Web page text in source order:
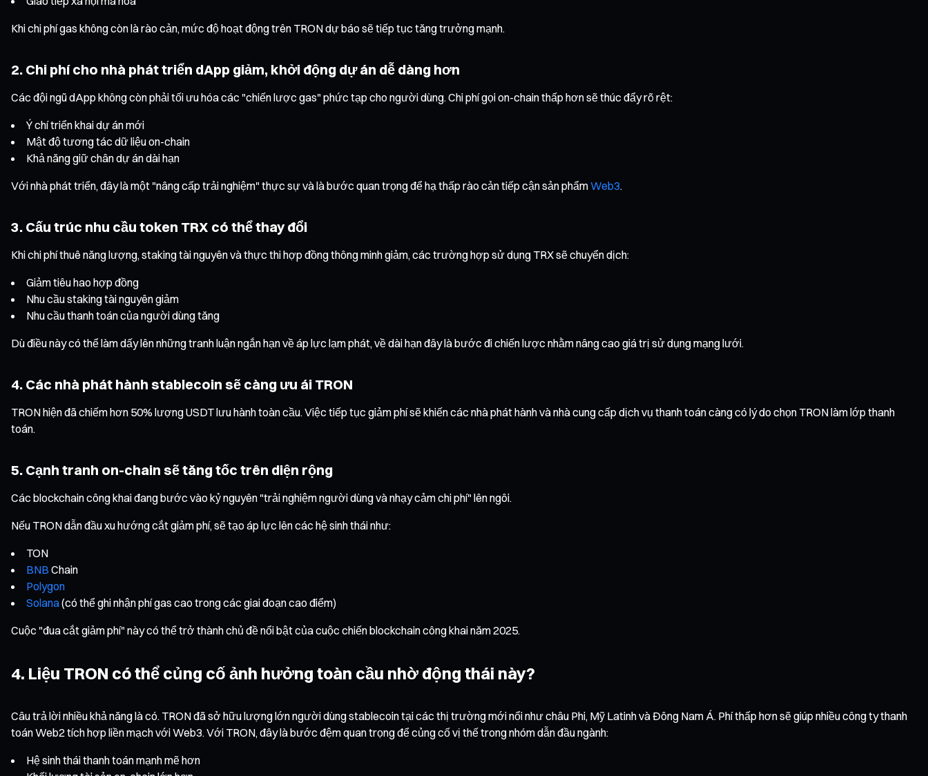
Khi chi phí gas không còn là rào cản, mức độ hoạt động trên TRON dự báo sẽ tiếp tục tăng trưởng mạnh.
2. Chi phí cho nhà phát triển dApp giảm, khởi động dự án dễ dàng hơn
Các đội ngũ dApp không còn phải tối ưu hóa các "chiến lược gas" phức tạp cho người dùng. Chi phí gọi on-chain thấp hơn sẽ thúc đẩy rõ rệt:
Ý chí triển khai dự án mới
Mật độ tương tác dữ liệu on-chain
Khả năng giữ chân dự án dài hạn
Với nhà phát triển, đây là một "nâng cấp trải nghiệm" thực sự và là bước quan trọng để hạ thấp rào cản tiếp cận sản phẩmWeb3.
3. Cấu trúc nhu cầu token TRX có thể thay đổi
Khi chi phí thuê năng lượng, staking tài nguyên và thực thi hợp đồng thông minh giảm, các trường hợp sử dụng TRX sẽ chuyển dịch:
Giảm tiêu hao hợp đồng
Nhu cầu staking tài nguyên giảm
Nhu cầu thanh toán của người dùng tăng
Dù điều này có thể làm dấy lên những tranh luận ngắn hạn về áp lực lạm phát, về dài hạn đây là bước đi chiến lược nhằm nâng cao giá trị sử dụng mạng lưới.
4. Các nhà phát hành stablecoin sẽ càng ưu ái TRON
TRON hiện đã chiếm hơn 50% lượng USDT lưu hành toàn cầu. Việc tiếp tục giảm phí sẽ khiến các nhà phát hành và nhà cung cấp dịch vụ thanh toán càng có lý do chọn TRON làm lớp thanh
toán.
5. Cạnh tranh on-chain sẽ tăng tốc trên diện rộng
Các blockchain công khai đang bước vào kỷ nguyên "trải nghiệm người dùng và nhạy cảm chi phí" lên ngôi.
Nếu TRON dẫn đầu xu hướng cắt giảm phí, sẽ tạo áp lực lên các hệ sinh thái như:
TON
BNB Chain
Polygon
Solana(có thể ghi nhận phí gas cao trong các giai đoạn cao điểm)
Cuộc "đua cắt giảm phí" này có thể trở thành chủ đề nổi bật của cuộc chiến blockchain công khai năm 2025.
4. Liệu TRON có thể củng cố ảnh hưởng toàn cầu nhờ động thái này?
Câu trả lời nhiều khả năng là có. TRON đã sở hữu lượng lớn người dùng stablecoin tại các thị trường mới nổi như châu Phi, Mỹ Latinh và Đông Nam Á. Phí thấp hơn sẽ giúp nhiều công ty thanh
toán Web2 tích hợp liền mạch với Web3. Với TRON, đây là bước đệm quan trọng để củng cố vị thế trong nhóm dẫn đầu ngành:
Hệ sinh thái thanh toán mạnh mẽ hơn